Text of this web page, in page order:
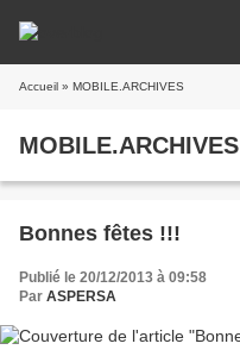
Accueil » MOBILE.ARCHIVES
MOBILE.ARCHIVES
Bonnes fêtes !!!
Publié le 20/12/2013 à 09:58
Par ASPERSA